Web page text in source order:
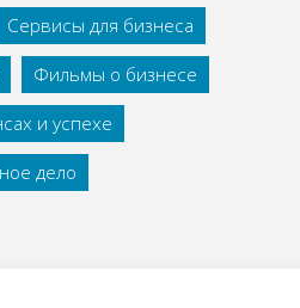
Сервисы для бизнеса
Фильмы о бизнесе
и успехе
дело